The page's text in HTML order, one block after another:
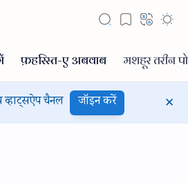
व्हाट्सऐप चैनल जॉइन करें